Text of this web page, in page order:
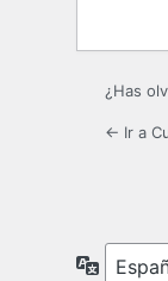
¿Has
← Ir a
Idioma